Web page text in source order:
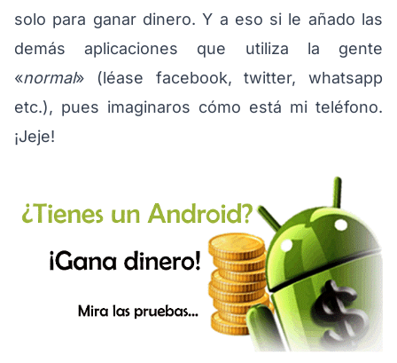
solo para ganar dinero. Y a eso si le añado las
demás aplicaciones que utiliza la gente
«normal» (léase facebook, twitter, whatsapp
etc.), pues imaginaros cómo está mi teléfono.
¡Jeje!